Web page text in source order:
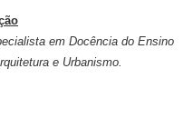
em Docência do Ensino
e Urbanismo.